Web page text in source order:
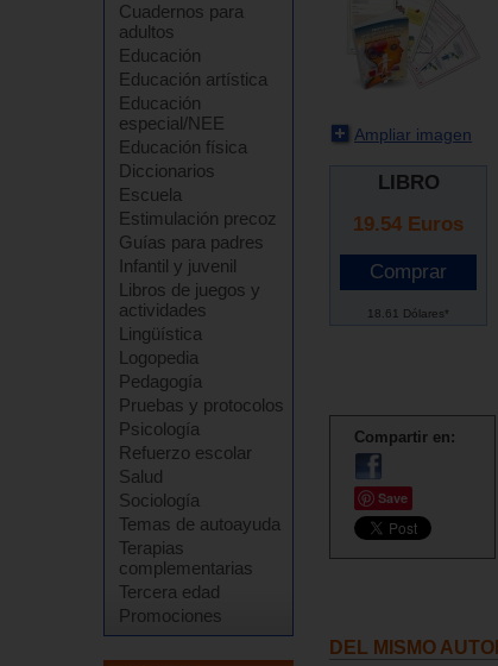
Cuadernos para
adultos
Educación
Educación artística
Educación
especial/NEE
Educación física
Diccionarios
Escuela
Estimulación precoz
Guías para padres
Infantil y juvenil
Libros de juegos y
actividades
Lingüística
Logopedia
Pedagogía
Pruebas y protocolos
Psicología
Refuerzo escolar
Salud
Sociología
Temas de autoayuda
Terapias
complementarias
Tercera edad
Promociones
Ampliar imagen
LIBRO
19.54 Euros
18.61 Dólares*
Compartir en:
Save
DEL MISMO